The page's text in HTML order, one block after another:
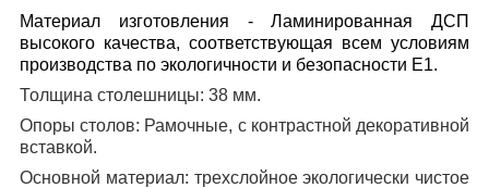
Материал изготовления - Ламинированная ДСП
высокого качества, соответствующая всем условиям
производства по экологичности и безопасности Е1.
Толщина столешницы: 38 мм.
Опоры столов: Рамочные, с контрастной декоративной
вставкой.
Основной материал: трехслойное экологически чистое